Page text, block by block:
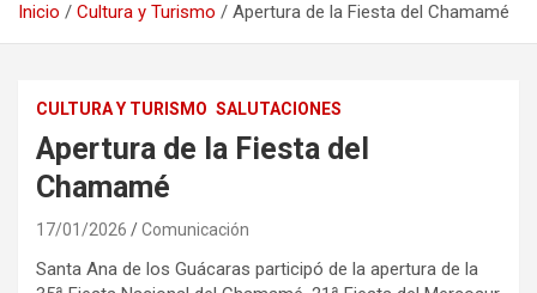
Inicio Cultura y Turismo Apertura de la Fiesta del Chamamé
CULTURA Y TURISMO SALUTACIONES
Apertura de la Fiesta del
Chamamé
17/01/2026 Comunicación
Santa Ana de los Guácaras participó de la apertura de la